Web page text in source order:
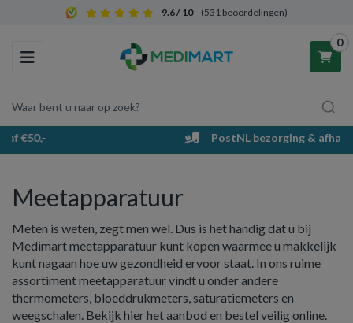
9.6 / 10 (531 beoordelingen)
Toggle navigation
Waar bent u naar op zoek?
0
Winkelwagen
Uw winkelwagen is leeg.
Vul hem met producten.
PostNL bezorging & afhaalpunten
Meetapparatuur
Meten is weten, zegt men wel. Dus is het handig dat u bij
Medimart meetapparatuur kunt kopen waarmee u makkelijk
kunt nagaan hoe uw gezondheid ervoor staat. In ons ruime
assortiment meetapparatuur vindt u onder andere
thermometers, bloeddrukmeters, saturatiemeters en
weegschalen. Bekijk hier het aanbod en bestel veilig online.